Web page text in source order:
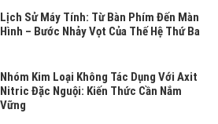
Lịch Sử Máy Tính: Từ Bàn Phím Đến Màn
Hình – Bước Nhảy Vọt Của Thế Hệ Thứ Ba
Nhóm Kim Loại Không Tác Dụng Với Axit
Nitric Đặc Nguội: Kiến Thức Cần Nắm
Vững